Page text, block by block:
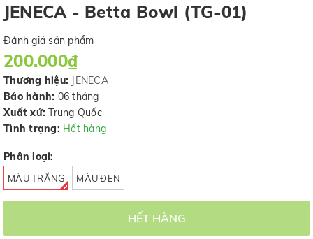
JENECA - Betta Bowl (TG-01)
Đánh giá sản phẩm
200.000₫
Thương hiệu:
JENECA
Bảo hành: 06 tháng
Xuất xứ: Trung Quốc
Tình trạng: Hết hàng
Phân loại:
MÀU TRẮNG MÀU ĐEN
HẾT HÀNG